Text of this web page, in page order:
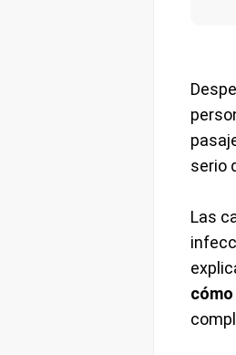
serio
Las